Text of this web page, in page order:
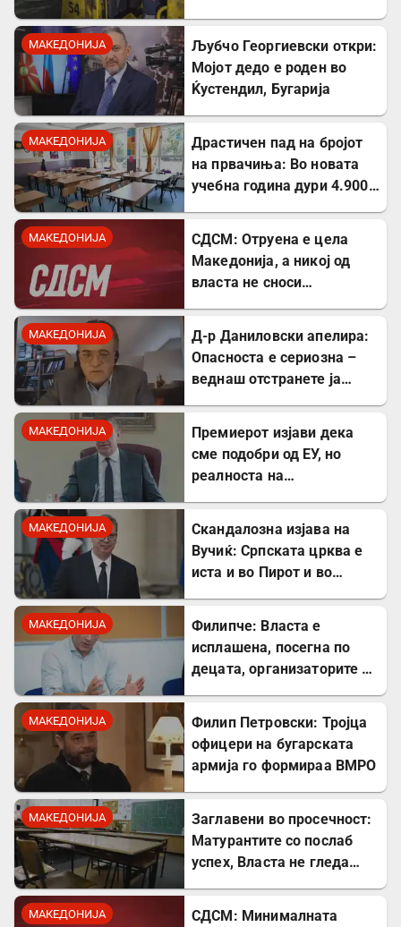
МАКЕДОНИЈА
Љубчо Георгиевски откри:
Мојот дедо е роден во
Ќустендил, Бугарија
МАКЕДОНИЈА
Драстичен пад на бројот
на првачиња: Во новата
учебна година дури 4.900
МАКЕДОНИЈА
СДСМ: Отруена е цела
Македонија, а никој од
власта не сноси
МАКЕДОНИЈА
Д-р Даниловски апелира:
Опасноста е сериозна –
веднаш отстранете ја
западнонилска треска!
МАКЕДОНИЈА
Премиерот изјави дека
сме подобри од ЕУ, но
реалноста на
МАКЕДОНИЈА
Скандалозна изјава на
Вучиќ: Српската црква е
иста и во Пирот и во
МАКЕДОНИЈА
Филипче: Власта е
исплашена, посегна по
децата, организаторите и
МАКЕДОНИЈА
Филип Петровски: Тројца
офицери на бугарската
армија го формираа ВМРО
МАКЕДОНИЈА
Заглавени во просечност:
Матурантите со послаб
успех, Власта не гледа
МАКЕДОНИЈА
СДСМ: Минималната